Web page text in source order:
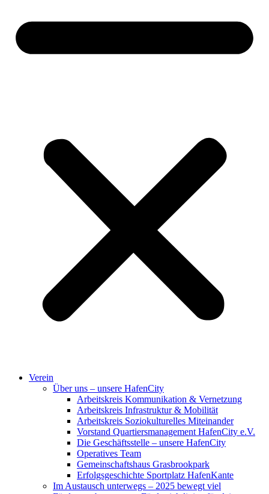
Verein
Über uns – unsere HafenCity
Arbeitskreis Kommunikation & Vernetzung
Arbeitskreis Infrastruktur & Mobilität
Arbeitskreis Soziokulturelles Miteinander
Vorstand Quartiersmanagement HafenCity e.V.
Die Geschäftsstelle – unsere HafenCity
Operatives Team
Gemeinschaftshaus Grasbrookpark
Erfolgsgeschichte Sportplatz HafenKante
Im Austausch unterwegs – 2025 bewegt viel